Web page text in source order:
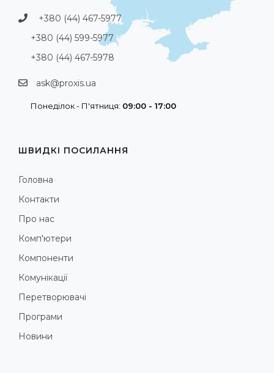
+380 (44) 467-5977
+380 (44) 599-5977
+380 (44) 467-5978
ask@proxis.ua
Понеділок - П'ятниця: 09:00 - 17:00
ШВИДКІ ПОСИЛАННЯ
Головна
Контакти
Про нас
Комп'ютери
Компоненти
Комунікації
Перетворювачі
Програми
Новини